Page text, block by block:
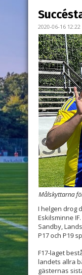
2020-06-16 12:22
Målskyttarna
I helgen drog
Eskilsminne
Sandby,
P17 och P19
F17-laget
landets allra
gästernas